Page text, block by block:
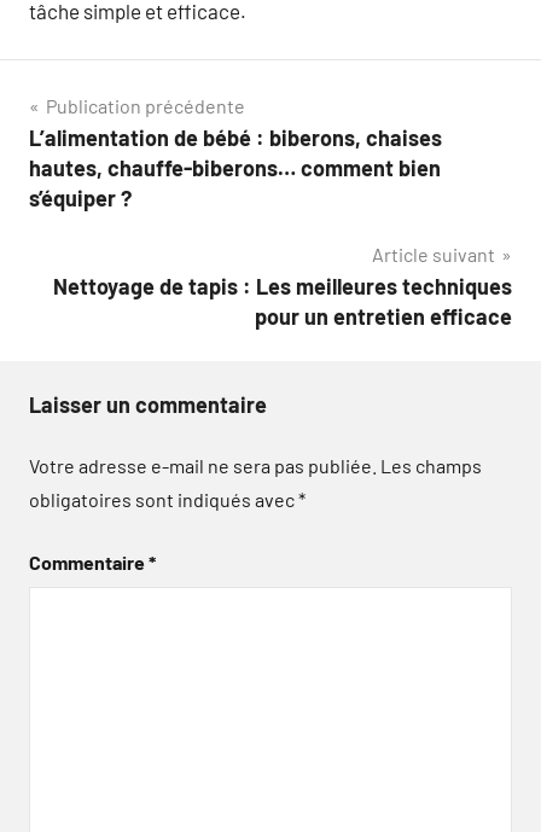
tâche simple et efficace.
Navigation
de
l’article
Publication précédente
L’alimentation de bébé : biberons, chaises
hautes, chauffe-biberons… comment bien
s’équiper ?
Article suivant
Nettoyage de tapis : Les meilleures techniques
pour un entretien efficace
Laisser un commentaire
Votre adresse e-mail ne sera pas publiée. Les champs
obligatoires sont indiqués avec*
Commentaire*